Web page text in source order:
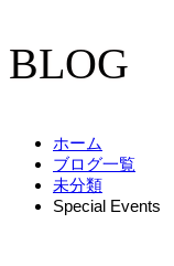
BLOG
ホーム
ブログ一覧
未分類
Special Events